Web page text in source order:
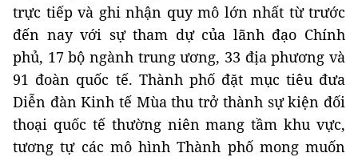
trực tiếp và ghi nhận quy mô lớn nhất từ trước
đến nay với sự tham dự của lãnh đạo Chính
phủ, 17 bộ ngành trung ương, 33 địa phương và
91 đoàn quốc tế. Thành phố đặt mục tiêu đưa
Diễn đàn Kinh tế Mùa thu trở thành sự kiện đối
thoại quốc tế thường niên mang tầm khu vực,
tương tự các mô hình Thành phố mong muốn